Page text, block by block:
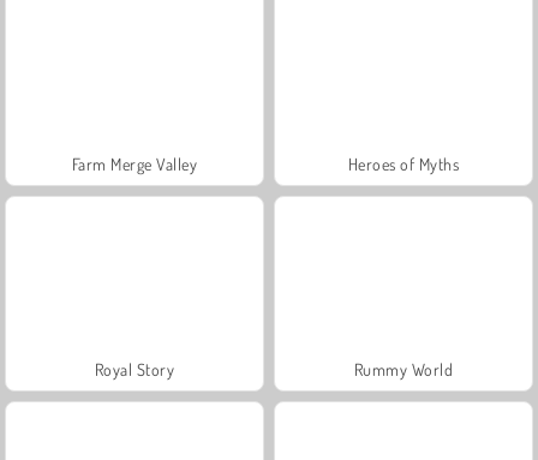
Farm Merge Valley Heroes of Myths
Royal Story Rummy World